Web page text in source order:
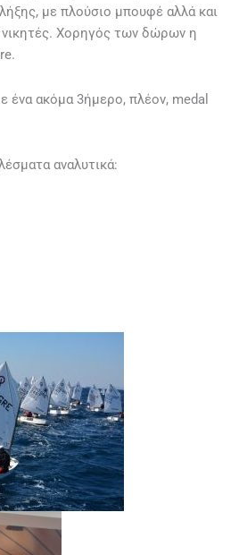
με πλούσιο μπουφέ αλλά και
Χορηγός των δώρων η
ένα ακόμα 3ήμερο, πλέον, medal
αναλυτικά: